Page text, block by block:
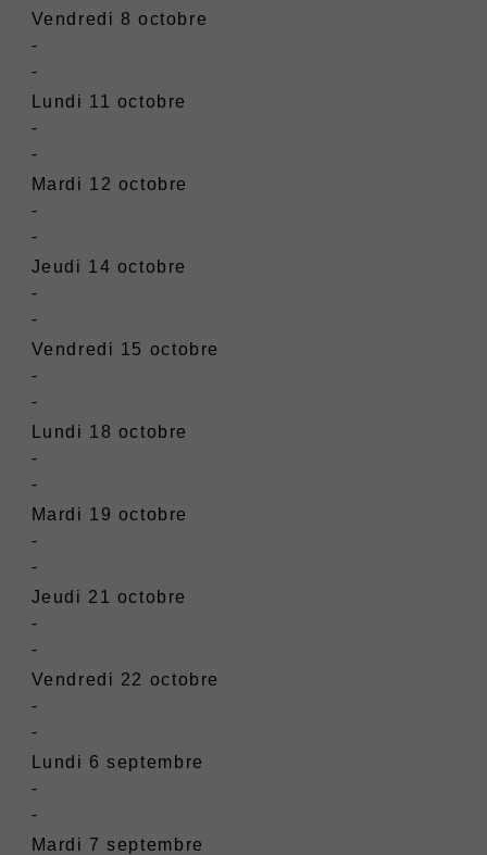
Vendredi 8 octobre
-
-
Lundi 11 octobre
-
-
Mardi 12 octobre
-
-
Jeudi 14 octobre
-
-
Vendredi 15 octobre
-
-
Lundi 18 octobre
-
-
Mardi 19 octobre
-
-
Jeudi 21 octobre
-
-
Vendredi 22 octobre
-
- ​​​​​​​
Lundi 6 septembre
-
-
Mardi 7 septembre